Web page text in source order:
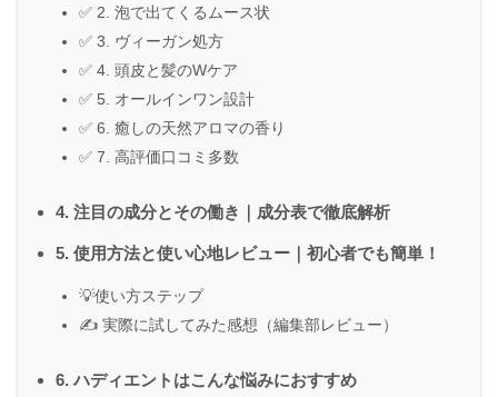
✅ 2. 泡で出てくるムース状
✅ 3. ヴィーガン処方
✅ 4. 頭皮と髪のWケア
✅ 5. オールインワン設計
✅ 6. 癒しの天然アロマの香り
✅ 7. 高評価口コミ多数
4. 注目の成分とその働き｜成分表で徹底解析
5. 使用方法と使い心地レビュー｜初心者でも簡単！
💡使い方ステップ
✍ 実際に試してみた感想（編集部レビュー）
6. ハディエントはこんな悩みにおすすめ